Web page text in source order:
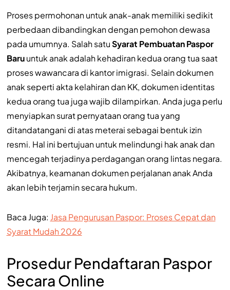
Proses permohonan untuk anak-anak memiliki sedikit
perbedaan dibandingkan dengan pemohon dewasa
pada umumnya. Salah satuSyarat Pembuatan Paspor
Baruuntuk anak adalah kehadiran kedua orang tua saat
proses wawancara di kantor imigrasi. Selain dokumen
anak seperti akta kelahiran dan KK, dokumen identitas
kedua orang tua juga wajib dilampirkan. Anda juga perlu
menyiapkan surat pernyataan orang tua yang
ditandatangani di atas meterai sebagai bentuk izin
resmi. Hal ini bertujuan untuk melindungi hak anak dan
mencegah terjadinya perdagangan orang lintas negara.
Akibatnya, keamanan dokumen perjalanan anak Anda
akan lebih terjamin secara hukum.
Baca Juga: Jasa Pengurusan Paspor: Proses Cepat dan
Syarat Mudah 2026
Prosedur Pendaftaran Paspor
Secara Online